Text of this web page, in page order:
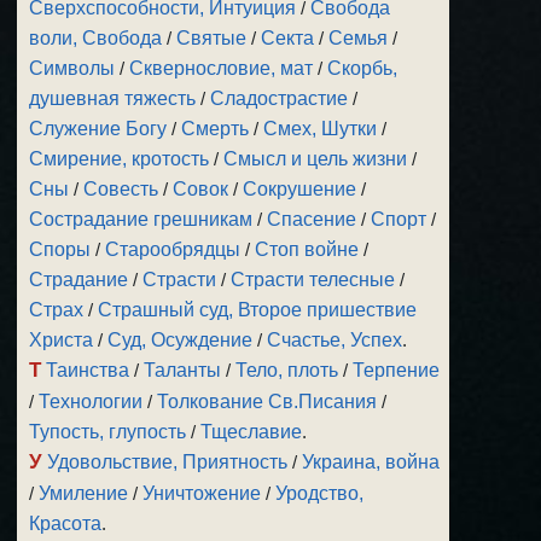
Сверхспособности, Интуиция /Свобода
воли, Свобода /Святые /Секта /Семья /
Символы /Сквернословие, мат /Скорбь,
душевная тяжесть /Сладострастие /
Служение Богу /Смерть /Смех, Шутки /
Смирение, кротость /Смысл и цель жизни /
Сны /Совесть /Совок /Сокрушение /
Сострадание грешникам /Спасение /Спорт /
Споры /Старообрядцы /Стоп войне /
Страдание /Страсти /Страсти телесные /
Страх /Страшный суд, Второе пришествие
Христа /Суд, Осуждение /Счастье, Успех.
Т Таинства /Таланты /Тело, плоть /Терпение
/Технологии /Толкование Св.Писания /
Тупость, глупость /Тщеславие.
У Удовольствие, Приятность /Украина, война
/Умиление /Уничтожение /Уродство,
Красота.